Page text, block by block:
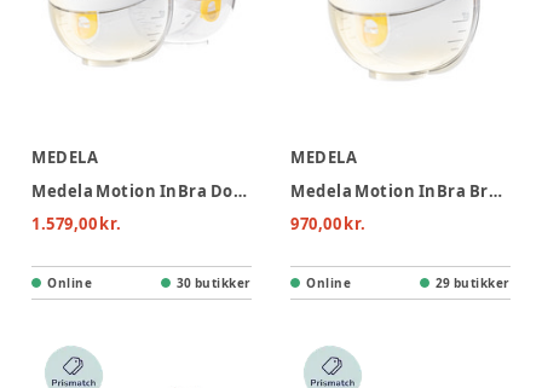
MEDELA
Medela Motion InBra Dobbelt Brystpumpe
1.579,00 kr.
Online 30 butikker
MEDELA
Medela Motion InBra Brystpumpe Enkelt
970,00 kr.
Online 29 butikker